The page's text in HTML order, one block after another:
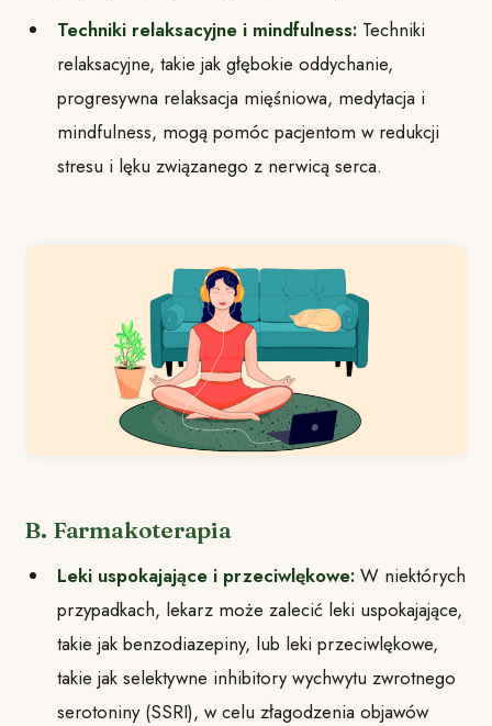
Techniki relaksacyjne i mindfulness: Techniki
relaksacyjne, takie jak głębokie oddychanie,
progresywna relaksacja mięśniowa, medytacja i
mindfulness, mogą pomóc pacjentom w redukcji
stresu i lęku związanego z nerwicą serca.
B. Farmakoterapia
Leki uspokajające i przeciwlękowe: W niektórych
przypadkach, lekarz może zalecić leki uspokajające,
takie jak benzodiazepiny, lub leki przeciwlękowe,
takie jak selektywne inhibitory wychwytu zwrotnego
serotoniny (SSRI), w celu złagodzenia objawów